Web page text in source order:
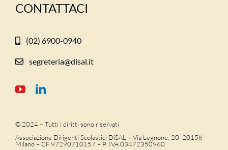
CONTATTACI
(02) 6900-0940
segreteria@disal.it
© 2024 – Tutti i diritti sono riservati
Associazione Dirigenti Scolastici DiSAL – Via Legnone, 20 20158
Milano – CF 97290710157 – P. IVA 03472350960